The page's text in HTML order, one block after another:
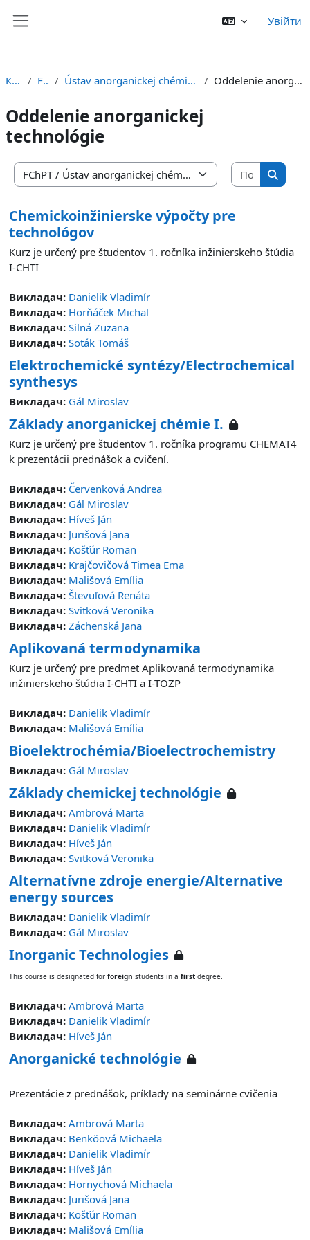
Увійти
Курси FChPT Ústav anorganickej chémie, technológie a materiálov Oddelenie anorganickej technológie
Oddelenie anorganickej
technológie
Категорії курсів
Пошук
Пошук
Chemickoinžinierske výpočty pre
technológov
Kurz je určený pre študentov 1. ročníka inžinierskeho štúdia
I-CHTI
Викладач: Danielik Vladimír
Викладач: Horňáček Michal
Викладач: Silná Zuzana
Викладач: Soták Tomáš
Elektrochemické syntézy/Electrochemical
synthesys
Викладач: Gál Miroslav
Základy anorganickej chémie I.
Kurz je určený pre študentov 1. ročníka programu CHEMAT4
k prezentácii prednášok a cvičení.
Викладач: Červenková Andrea
Викладач: Gál Miroslav
Викладач: Híveš Ján
Викладач: Jurišová Jana
Викладач: Košťúr Roman
Викладач: Krajčovičová Timea Ema
Викладач: Mališová Emília
Викладач: Števuľová Renáta
Викладач: Svitková Veronika
Викладач: Záchenská Jana
Aplikovaná termodynamika
Kurz je určený pre predmet Aplikovaná termodynamika
inžinierskeho štúdia I-CHTI a I-TOZP
Викладач: Danielik Vladimír
Викладач: Mališová Emília
Bioelektrochémia/Bioelectrochemistry
Викладач: Gál Miroslav
Základy chemickej technológie
Викладач: Ambrová Marta
Викладач: Danielik Vladimír
Викладач: Híveš Ján
Викладач: Svitková Veronika
Alternatívne zdroje energie/Alternative
energy sources
Викладач: Danielik Vladimír
Викладач: Gál Miroslav
Inorganic Technologies
This course is designated for foreign students in a first degree.
Викладач: Ambrová Marta
Викладач: Danielik Vladimír
Викладач: Híveš Ján
Anorganické technológie
Prezentácie z prednášok, príklady na seminárne cvičenia
Викладач: Ambrová Marta
Викладач: Benköová Michaela
Викладач: Danielik Vladimír
Викладач: Híveš Ján
Викладач: Hornychová Michaela
Викладач: Jurišová Jana
Викладач: Košťúr Roman
Викладач: Mališová Emília